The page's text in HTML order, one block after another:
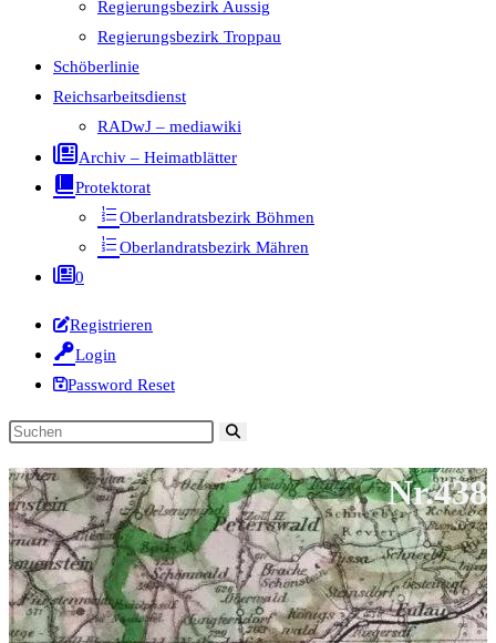
Regierungsbezirk Aussig
Regierungsbezirk Troppau
Schöberlinie
Reichsarbeitsdienst
RADwJ – mediawiki
Archiv – Heimatblätter
Protektorat
Oberlandratsbezirk Böhmen
Oberlandratsbezirk Mähren
0
Registrieren
Login
Password Reset
Diese
durchsuchen
Nr.438